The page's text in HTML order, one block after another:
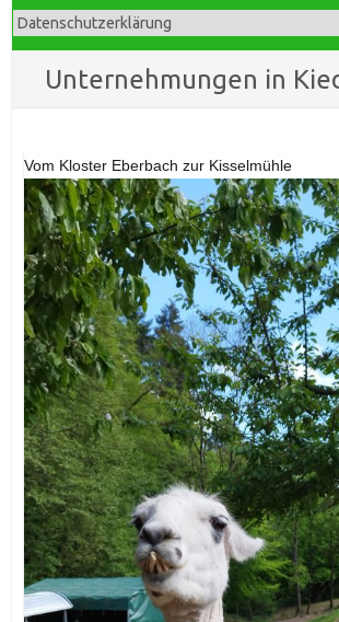
Unternehmungen in
Vom Kloster Eberbach zur Kisselmühle